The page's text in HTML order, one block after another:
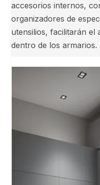
accesorios internos,
organizadores de
utensilios, facilitarán el
dentro de los armarios.